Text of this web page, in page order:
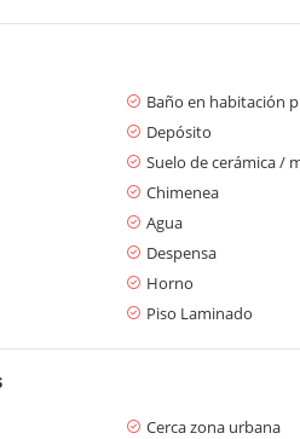
Baño en habitación
Depósito
Suelo de cerámica /
Chimenea
Agua
Despensa
Horno
Piso Laminado
Cerca zona urbana